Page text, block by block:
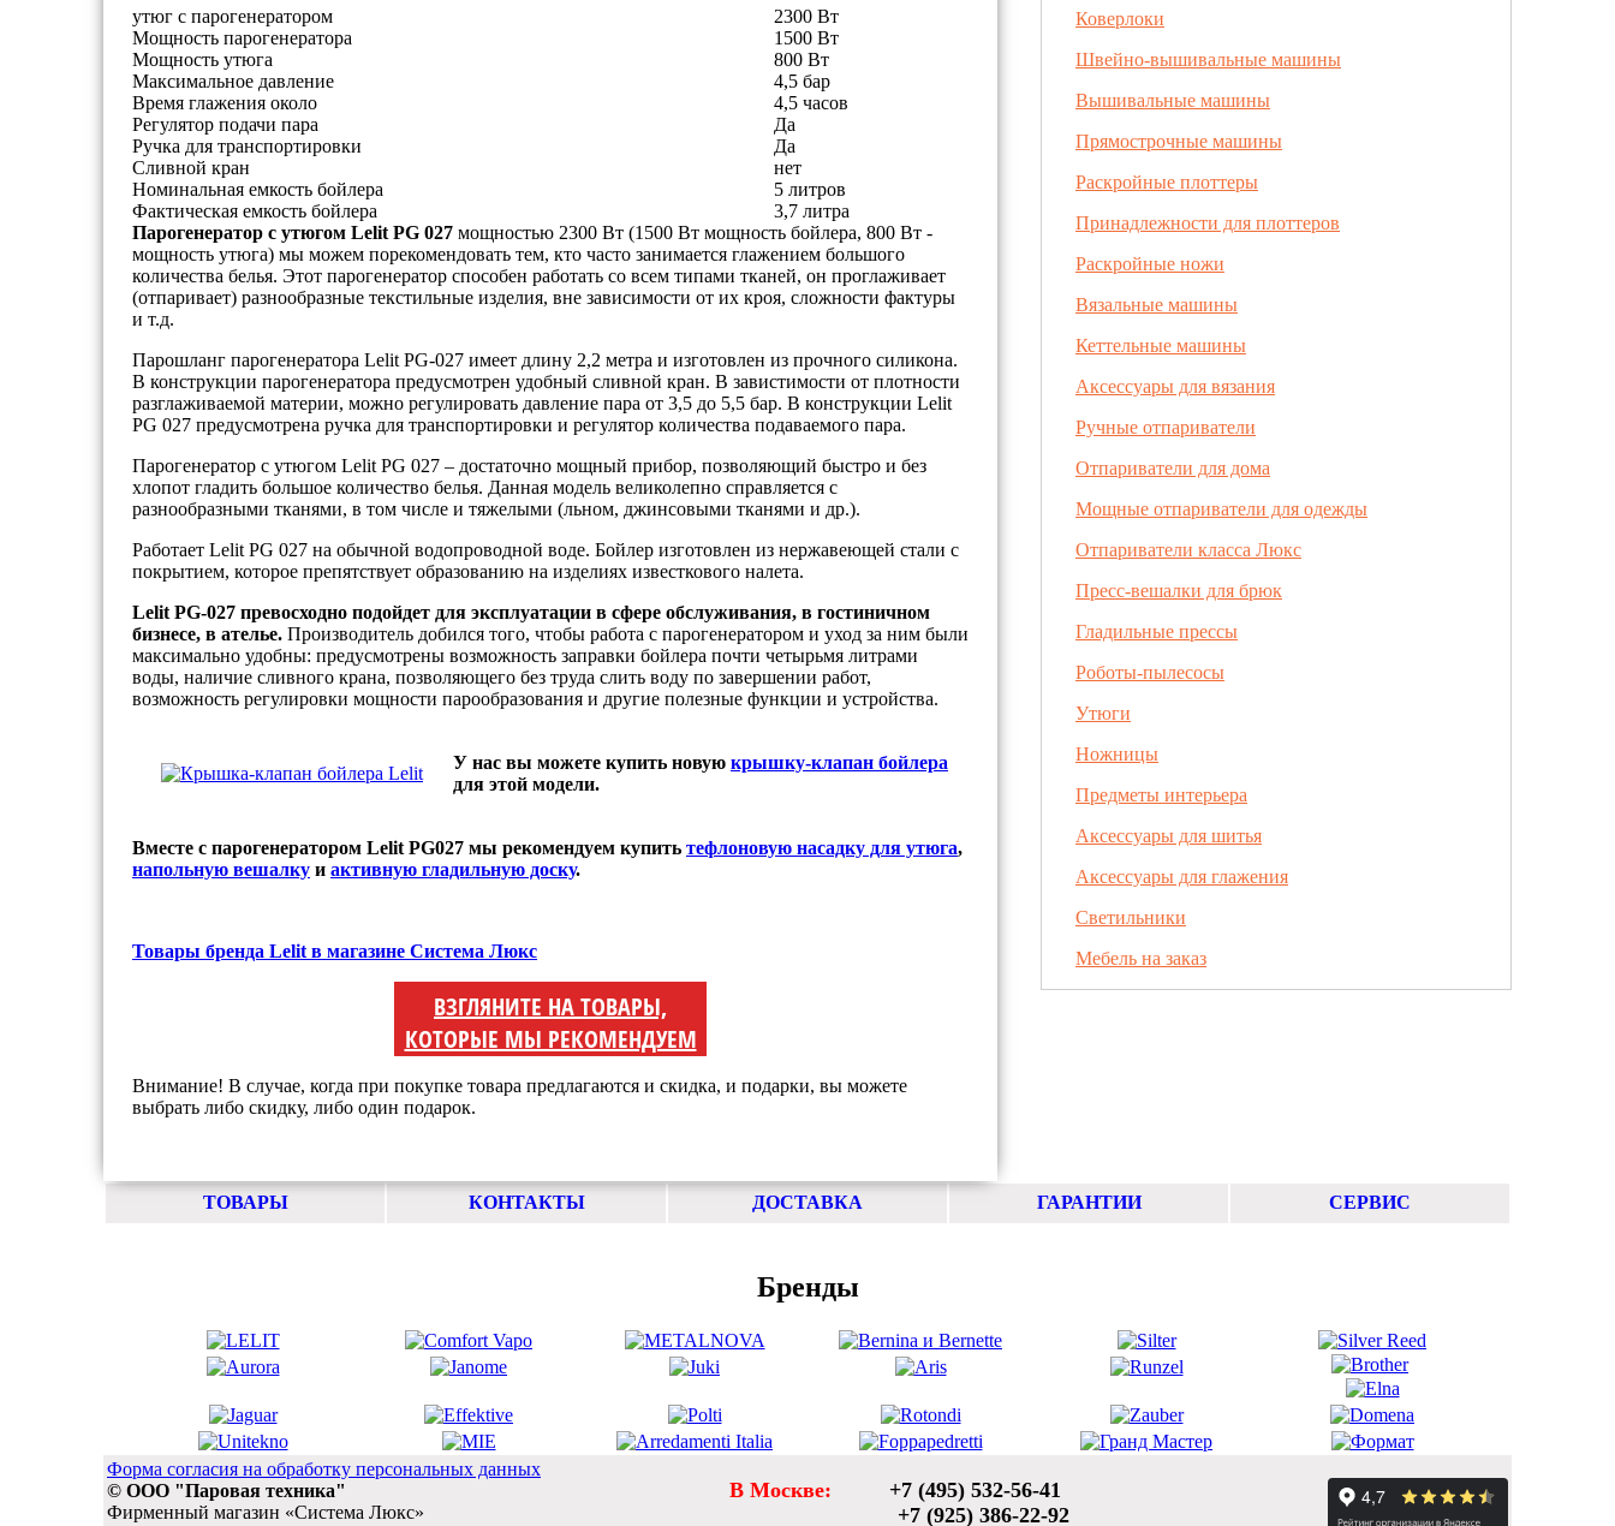
утюг с парогенератором
2300 Вт
Мощность парогенератора
1500 Вт
Мощность утюга
800 Вт
Максимальное давление
4,5 бар
Время глажения около
4,5 часов
Регулятор подачи пара
Да
Ручка для транспортировки
Да
Сливной кран
нет
Номинальная емкость бойлера
5 литров
Фактическая емкость бойлера
3,7 литра
Парогенератор с утюгом Lelit PG 027 мощностью 2300 Вт (1500 Вт мощность бойлера, 800 Вт -
мощность утюга) мы можем порекомендовать тем, кто часто занимается глажением большого
количества белья. Этот парогенератор способен работать со всем типами тканей, он проглаживает
(отпаривает) разнообразные текстильные изделия, вне зависимости от их кроя, сложности фактуры
и т.д.
Парошланг парогенератора Lelit PG-027 имеет длину 2,2 метра и изготовлен из прочного силикона.
В конструкции парогенератора предусмотрен удобный сливной кран. В завистимости от плотности
разглаживаемой материи, можно регулировать давление пара от 3,5 до 5,5 бар. В конструкции Lelit
PG 027 предусмотрена ручка для транспортировки и регулятор количества подаваемого пара.
Парогенератор с утюгом Lelit PG 027 – достаточно мощный прибор, позволяющий быстро и без
хлопот гладить большое количество белья. Данная модель великолепно справляется с
разнообразными тканями, в том числе и тяжелыми (льном, джинсовыми тканями и др.).
Работает Lelit PG 027 на обычной водопроводной воде. Бойлер изготовлен из нержавеющей стали с
покрытием, которое препятствует образованию на изделиях известкового налета.
Lelit PG-027 превосходно подойдет для эксплуатации в сфере обслуживания, в гостиничном
бизнесе, в ателье. Производитель добился того, чтобы работа с парогенератором и уход за ним были
максимально удобны: предусмотрены возможность заправки бойлера почти четырьмя литрами
воды, наличие сливного крана, позволяющего без труда слить воду по завершении работ,
возможность регулировки мощности парообразования и другие полезные функции и устройства.
У нас вы можете купить новую крышку-клапан бойлера
для этой модели.
Вместе с парогенератором Lelit PG027 мы рекомендуем купить тефлоновую насадку для утюга,
напольную вешалку и активную гладильную доску.
Товары бренда Lelit в магазине Система Люкс
ВЗГЛЯНИТЕ НА ТОВАРЫ,
КОТОРЫЕ МЫ РЕКОМЕНДУЕМ
Внимание! В случае, когда при покупке товара предлагаются и скидка, и подарки, вы можете
выбрать либо скидку, либо один подарок.
Коверлоки
Швейно-вышивальные машины
Вышивальные машины
Прямострочные машины
Раскройные плоттеры
Принадлежности для плоттеров
Раскройные ножи
Вязальные машины
Кеттельные машины
Аксессуары для вязания
Ручные отпариватели
Отпариватели для дома
Мощные отпариватели для одежды
Отпариватели класса Люкс
Пресс-вешалки для брюк
Гладильные прессы
Роботы-пылесосы
Утюги
Ножницы
Предметы интерьера
Аксессуары для шитья
Аксессуары для глажения
Светильники
Мебель на заказ
ТОВАРЫ КОНТАКТЫ ДОСТАВКА ГАРАНТИИ СЕРВИС
Бренды
Форма согласия на обработку персональных данных
© ООО "Паровая техника"
Фирменный магазин «Система Люкс»
В Москве:
+7 (495) 532-56-41
+7 (925) 386-22-92